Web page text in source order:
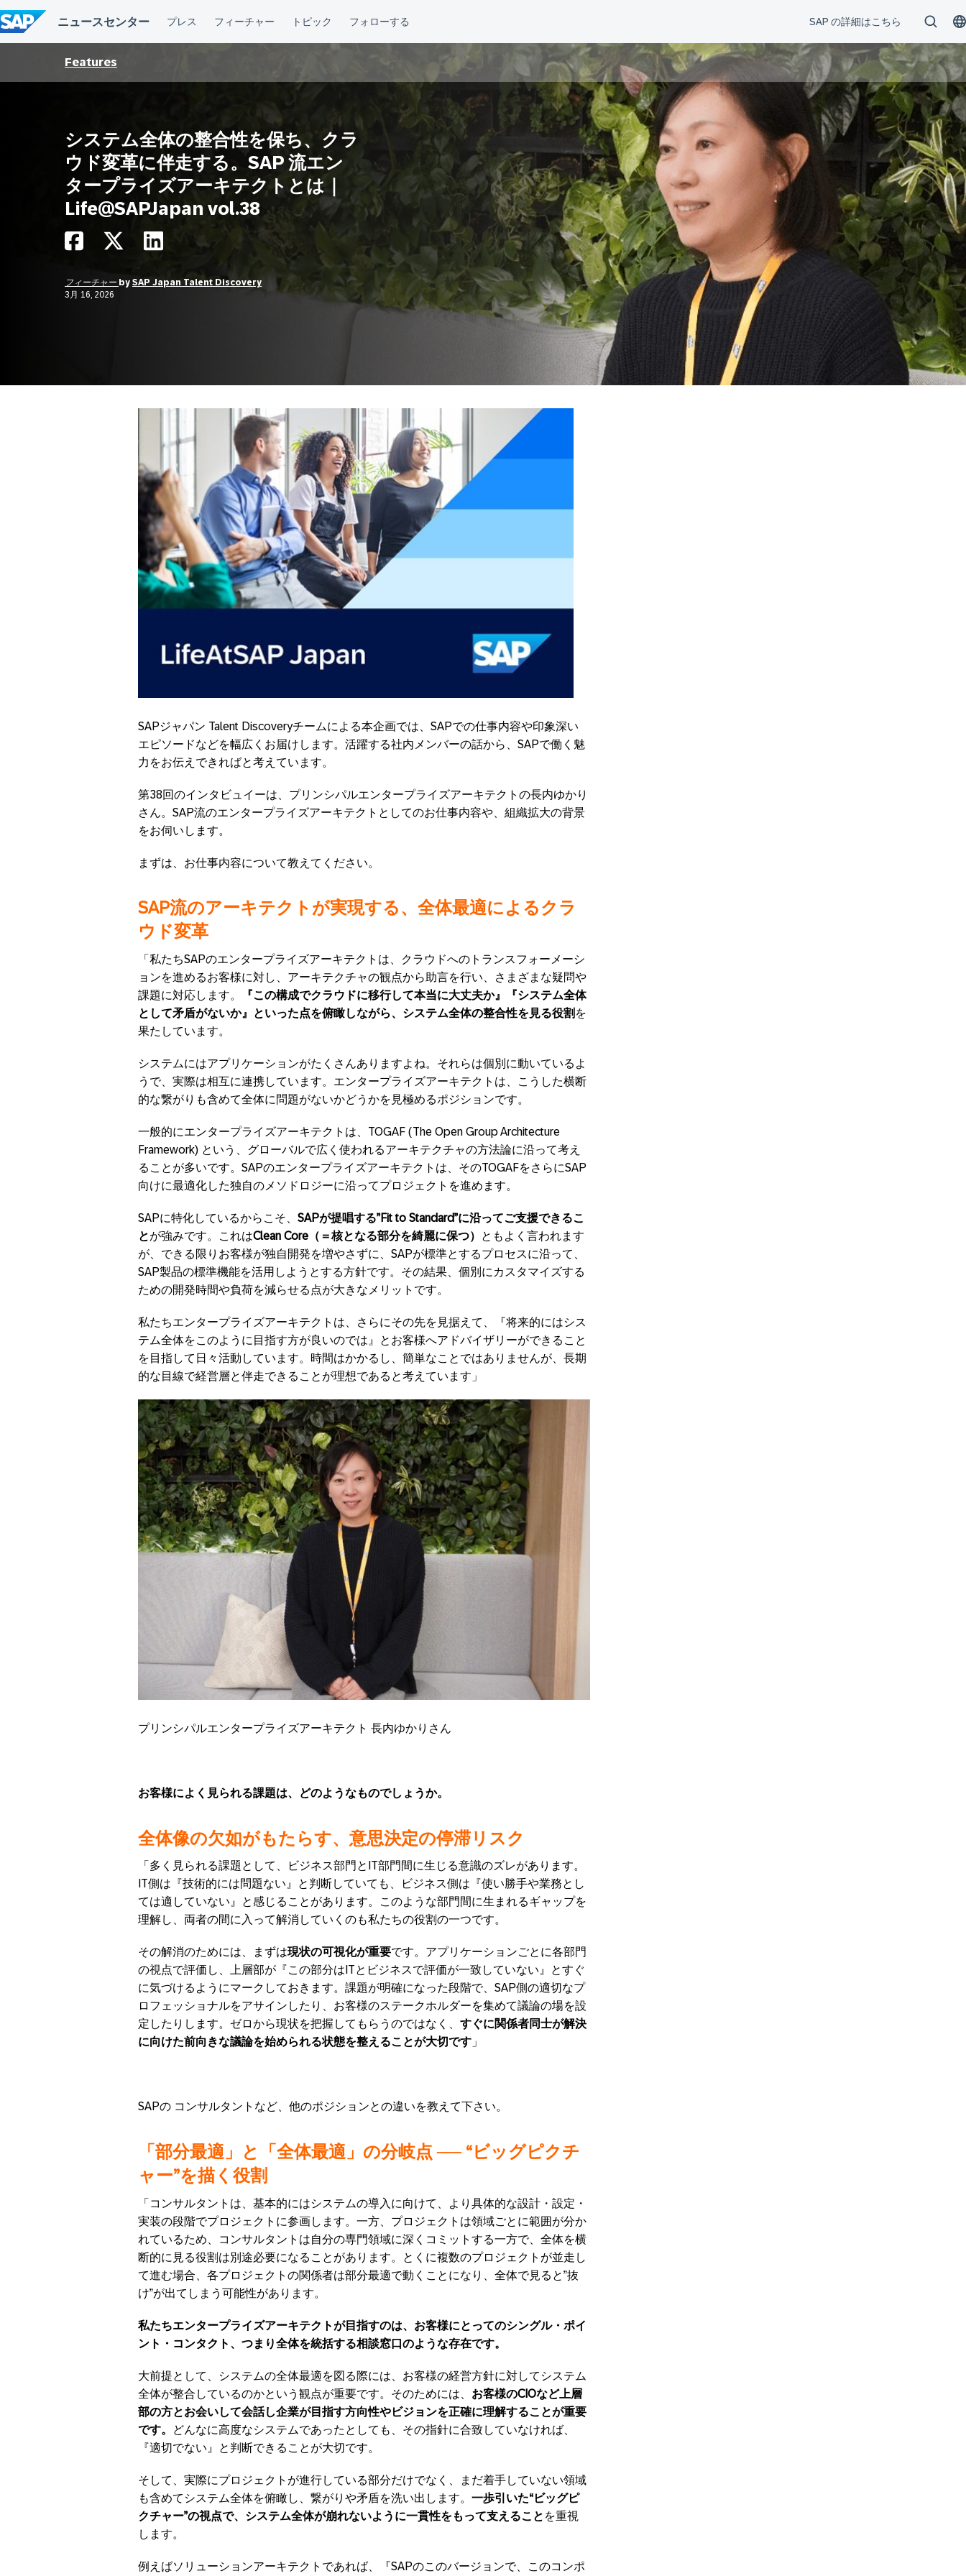
ン
テ
ン
Features
システム全体の整合性を保ち、クラ
ウド変革に伴走する。SAP 流エン
タープライズアーキテクトとは｜
Life@SAPJapan vol.38
フィーチャー by SAP Japan Talent Discovery
3月 16, 2026
SAPジャパン Talent Discoveryチームによる本企画では、SAPでの仕事内容や印象深い
エピソードなどを幅広くお届けします。活躍する社内メンバーの話から、SAPで働く魅
力をお伝えできればと考えています。
第38回のインタビュイーは、プリンシパルエンタープライズアーキテクトの長内ゆかり
さん。SAP流のエンタープライズアーキテクトとしてのお仕事内容や、組織拡大の背景
をお伺いします。
まずは、お仕事内容について教えてください。
SAP流のアーキテクトが実現する、全体最適によるクラ
ウド変革
「私たちSAPのエンタープライズアーキテクトは、クラウドへのトランスフォーメーシ
ョンを進めるお客様に対し、アーキテクチャの観点から助言を行い、さまざまな疑問や
課題に対応します。
『この構成でクラウドに移行して本当に大丈夫か』『システム全体
として矛盾がないか』といった点を俯瞰しながら、システム全体の整合性を見る役割 を
果たしています。
システムにはアプリケーションがたくさんありますよね。それらは個別に動いているよ
うで、実際は相互に連携しています。エンタープライズアーキテクトは、こうした横断
的な繋がりも含めて全体に問題がないかどうかを見極めるポジションです。
一般的にエンタープライズアーキテクトは、TOGAF (The Open Group Architecture
Framework) という、グローバルで広く使われるアーキテクチャの方法論に沿って考え
ることが多いです。SAPのエンタープライズアーキテクトは、そのTOGAFをさらにSAP
向けに最適化した独自のメソドロジーに沿ってプロジェクトを進めます。
SAPに特化しているからこそ、 SAPが提唱する”Fit to Standard”に沿ってご支援できるこ
とが強みです。これはClean Core（＝核となる部分を綺麗に保つ）
ともよく言われます
が、できる限りお客様が独自開発を増やさずに、SAPが標準とするプロセスに沿って、
SAP製品の標準機能を活用しようとする方針です。その結果、個別にカスタマイズする
ための開発時間や負荷を減らせる点が大きなメリットです。
私たちエンタープライズアーキテクトは、さらにその先を見据えて、『将来的にはシス
テム全体をこのように目指す方が良いのでは』とお客様へアドバイザリーができること
を目指して日々活動しています。時間はかかるし、簡単なことではありませんが、長期
的な目線で経営層と伴走できることが理想であると考えています」
プリンシパルエンタープライズアーキテクト 長内ゆかりさん
お客様によく見られる課題は、どのようなものでしょうか。
全体像の欠如がもたらす、意思決定の停滞リスク
「多く見られる課題として、ビジネス部門とIT部門間に生じる意識のズレがあります。
IT側は『技術的には問題ない』と判断していても、ビジネス側は『使い勝手や業務とし
ては適していない』と感じることがあります。このような部門間に生まれるギャップを
理解し、両者の間に入って解消していくのも私たちの役割の一つです。
その解消のためには、まずは現状の可視化が重要です。アプリケーションごとに各部門
の視点で評価し、上層部が『この部分はITとビジネスで評価が一致していない』とすぐ
に気づけるようにマークしておきます。課題が明確になった段階で、SAP側の適切なプ
ロフェッショナルをアサインしたり、お客様のステークホルダーを集めて議論の場を設
定したりします。ゼロから現状を把握してもらうのではなく、 すぐに関係者同士が解決
に向けた前向きな議論を始められる状態を整えることが大切です 」
SAPの コンサルタントなど、他のポジションとの違いを教えて下さい。
「部分最適」と「全体最適」の分岐点 ── “ビッグピクチ
ャー”を描く役割
「コンサルタントは、基本的にはシステムの導入に向けて、より具体的な設計・設定・
実装の段階でプロジェクトに参画します。一方、プロジェクトは領域ごとに範囲が分か
れているため、コンサルタントは自分の専門領域に深くコミットする一方で、全体を横
断的に見る役割は別途必要になることがあります。とくに複数のプロジェクトが並走し
て進む場合、各プロジェクトの関係者は部分最適で動くことになり、全体で見ると”抜
け”が出てしまう可能性があります。
私たちエンタープライズアーキテクトが目指すのは、お客様にとってのシングル・ポイ
ント・コンタクト、つまり全体を統括する相談窓口のような存在です。
大前提として、システムの全体最適を図る際には、お客様の経営方針に対してシステム
全体が整合しているのかという観点が重要です。そのためには、 お客様のCIOなど上層
部の方とお会いして会話し企業が目指す方向性やビジョンを正確に理解することが重要
です。
どんなに高度なシステムであったとしても、その指針に合致していなければ、
『適切でない』と判断できることが大切です。
そして、実際にプロジェクトが進行している部分だけでなく、まだ着手していない領域
も含めてシステム全体を俯瞰し、繋がりや矛盾を洗い出します。 一歩引いた“ビッグピ
クチャー”の視点で、システム全体が崩れないように一貫性をもって支えること を重視
します。
例えばソリューションアーキテクトであれば、『SAPのこのバージョンで、このコンポ